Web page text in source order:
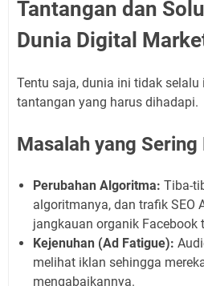
Tantangan dan
Dunia Digital
Tentu saja, dunia ini tidak selalu
tantangan yang harus dihadapi.
Masalah yang Sering
Perubahan Algoritma: Tiba-
algoritmanya, dan trafik SEO
jangkauan organik Facebook
Kejenuhan (Ad Fatigue):
melihat iklan sehingga
mengabaikannya.